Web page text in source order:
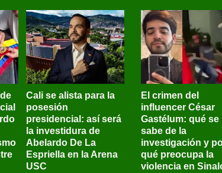
Cali se alista para la
posesión
presidencial: así será
la investidura de
Abelardo De La
Espriella en la Arena
USC
El crimen del
influencer César
Gastélum: qué se
sabe de la
investigación y
qué preocupa la
violencia en